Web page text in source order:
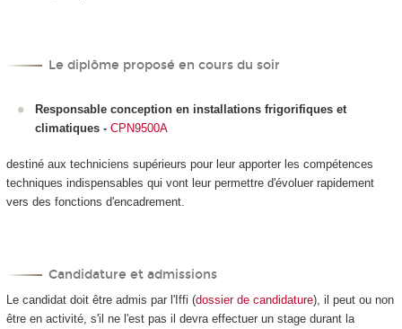
Le diplôme proposé en cours du soir
Responsable conception en installations frigorifiques et
climatiques - CPN9500A
destiné aux techniciens supérieurs pour leur apporter les compétences
techniques indispensables qui vont leur permettre d'évoluer rapidement
vers des fonctions d'encadrement.
Candidature et admissions
Le candidat doit être admis par l'Iffi (dossier de candidature), il peut ou non
être en activité, s'il ne l'est pas il devra effectuer un stage durant la